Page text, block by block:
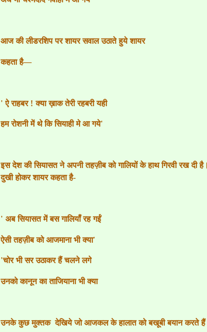
आज की लीडरशिप पर शायर सवाल उठाते हुये शायर
कहता है—
'ऐ राहबर ! क्या ख़ाक तेरी रहबरी यही
हम रोशनी में थे कि सियाही मे आ गये'
इस देश की सियासत ने अपनी तहज़ीब को गालियों के हाथ गिरवी रख दी
दुखी होकर शायर कहता है-
' अब सियासत में बस गालियाँ रह गईं
ऐसी तहज़ीब को आजमाना भी क्या'
'चोर भी सर उठाकर हैं चलने लगे
उनको कानून का ताजियाना भी क्या
उनके कुछ मुक्तक देखिये जो आजकल के हालात को बखूबी बयान करते हैं